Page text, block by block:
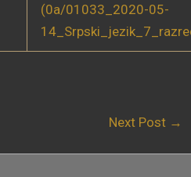
(0a/01033_2020-05-
Next Post →